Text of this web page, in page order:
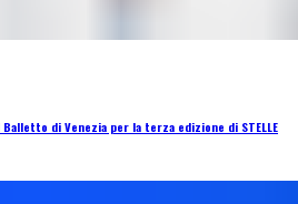
di Venezia per la terza edizione di STELLE